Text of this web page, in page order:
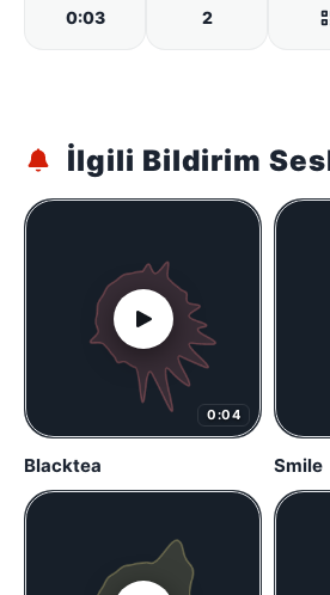
0:03 2
İlgili Bildirim
0:04
Blacktea Smile